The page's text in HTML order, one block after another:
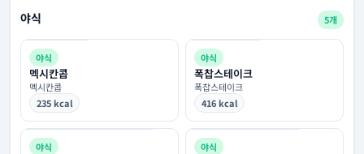
야식 5개
야식
멕시칸콥
멕시칸콥
235 kcal
야식
폭찹스테이크
폭찹스테이크
416 kcal
야식 야식